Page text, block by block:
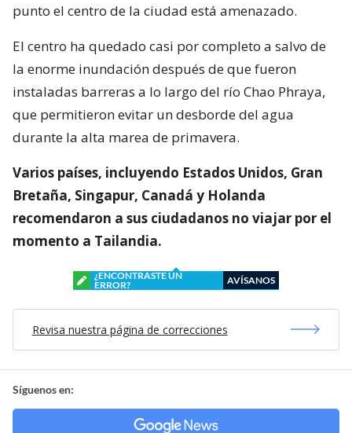
punto el centro de la ciudad está amenazado.
El centro ha quedado casi por completo a salvo de
la enorme inundación después de que fueron
instaladas barreras a lo largo del río Chao Phraya,
que permitieron evitar un desborde del agua
durante la alta marea de primavera.
Varios países, incluyendo Estados Unidos, Gran
Bretaña, Singapur, Canadá y Holanda
recomendaron a sus ciudadanos no viajar por el
momento a Tailandia.
¿ENCONTRASTE UN
ERROR?
AVÍSANOS
Revisa nuestra página de correcciones
Síguenos en: